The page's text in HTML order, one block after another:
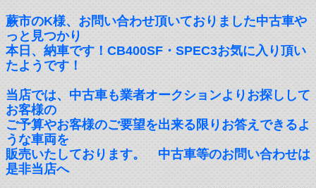
蕨市のK様、お問い合わせ頂いておりました中古車や
っと見つかり
本日、納車です！CB400SF・SPEC3お気に入り頂い
たようです！
当店では、中古車も業者オークションよりお探しして
お客様の
ご予算やお客様のご要望を出来る限りお答えできるよ
うな車両を
販売いたしております。 中古車等のお問い合わせは
是非当店へ